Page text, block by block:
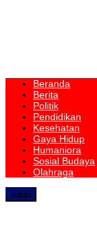
Beranda
Berita
Politik
Pendidikan
Kesehatan
Gaya Hidup
Humaniora
Sosial Budaya
Olahraga
tutup